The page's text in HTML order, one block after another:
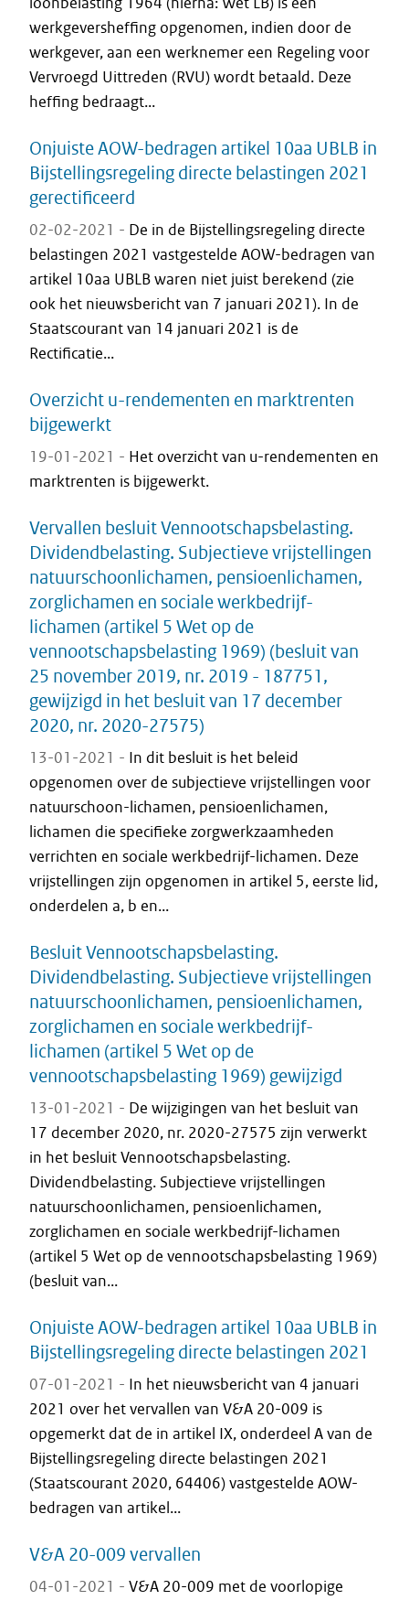
werkgeversheffing opgenomen, indien door de
werkgever, aan een werknemer een Regeling voor
Vervroegd Uittreden (RVU) wordt betaald. Deze
heffing bedraagt...
Onjuiste AOW-bedragen artikel 10aa UBLB in
Bijstellingsregeling directe belastingen 2021
gerectificeerd
02-02-2021 - De in de Bijstellingsregeling directe
belastingen 2021 vastgestelde AOW-bedragen van
artikel 10aa UBLB waren niet juist berekend (zie
ook het nieuwsbericht van 7 januari 2021). In de
Staatscourant van 14 januari 2021 is de
Rectificatie...
Overzicht u-rendementen en marktrenten
bijgewerkt
19-01-2021 - Het overzicht van u-rendementen en
marktrenten is bijgewerkt.
Vervallen besluit Vennootschapsbelasting.
Dividendbelasting. Subjectieve vrijstellingen
natuurschoonlichamen, pensioenlichamen,
zorglichamen en sociale werkbedrijf-
lichamen (artikel 5 Wet op de
vennootschapsbelasting 1969) (besluit van
25 november 2019, nr. 2019 - 187751,
gewijzigd in het besluit van 17 december
2020, nr. 2020-27575)
13-01-2021 - In dit besluit is het beleid
opgenomen over de subjectieve vrijstellingen voor
natuurschoon-lichamen, pensioenlichamen,
lichamen die specifieke zorgwerkzaamheden
verrichten en sociale werkbedrijf-lichamen. Deze
vrijstellingen zijn opgenomen in artikel 5, eerste lid,
onderdelen a, b en...
Besluit Vennootschapsbelasting.
Dividendbelasting. Subjectieve vrijstellingen
natuurschoonlichamen, pensioenlichamen,
zorglichamen en sociale werkbedrijf-
lichamen (artikel 5 Wet op de
vennootschapsbelasting 1969) gewijzigd
13-01-2021 - De wijzigingen van het besluit van
17 december 2020, nr. 2020-27575 zijn verwerkt
in het besluit Vennootschapsbelasting.
Dividendbelasting. Subjectieve vrijstellingen
natuurschoonlichamen, pensioenlichamen,
zorglichamen en sociale werkbedrijf-lichamen
(artikel 5 Wet op de vennootschapsbelasting 1969)
(besluit van...
Onjuiste AOW-bedragen artikel 10aa UBLB in
Bijstellingsregeling directe belastingen 2021
07-01-2021 - In het nieuwsbericht van 4 januari
2021 over het vervallen van V&A 20-009 is
opgemerkt dat de in artikel IX, onderdeel A van de
Bijstellingsregeling directe belastingen 2021
(Staatscourant 2020, 64406) vastgestelde AOW-
bedragen van artikel...
V&A 20-009 vervallen
04-01-2021 - V&A 20-009 met de voorlopige